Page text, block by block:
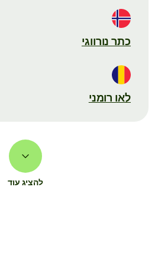
כתר נורווגי
לאו רומני
להציג עוד